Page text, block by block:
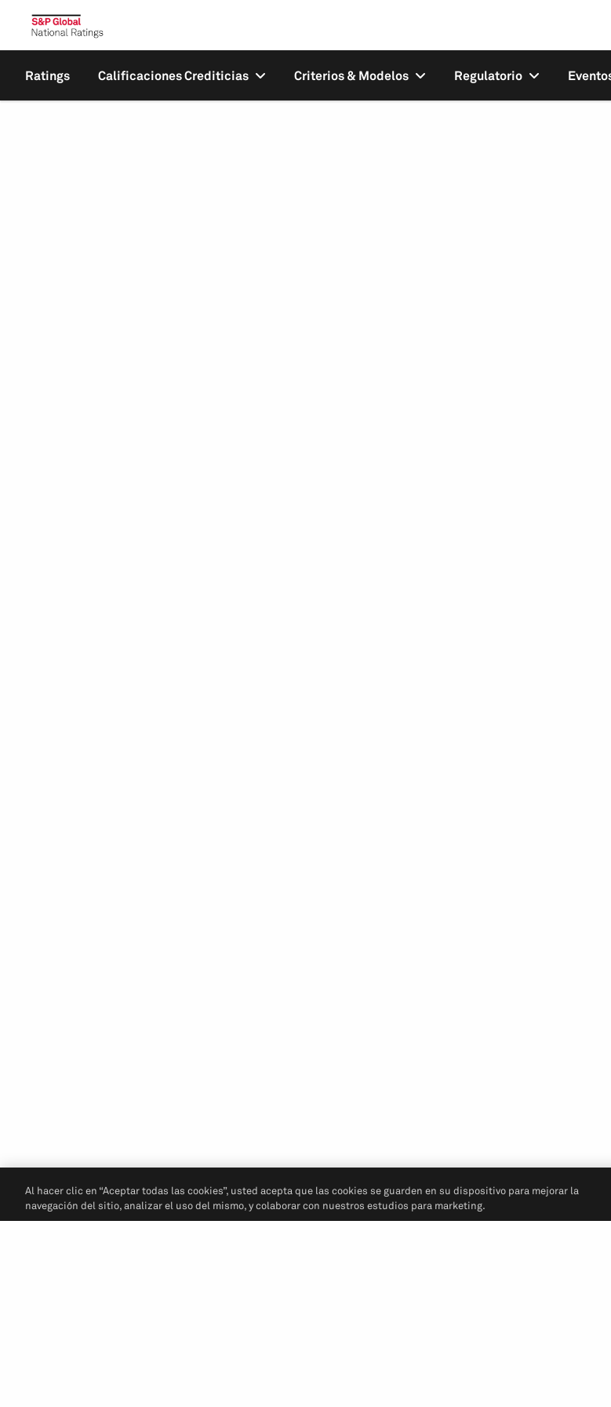
Ratings Calificaciones Crediticias Criterios & Modelos Regulatorio
Al hacer clic en “Aceptar todas las cookies”, usted acepta que las cookies se guarden en su dispositivo para mejorar la
navegación del sitio, analizar el uso del mismo, y colaborar con nuestros estudios para marketing.